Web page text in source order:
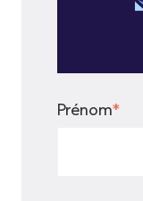
Prénom*